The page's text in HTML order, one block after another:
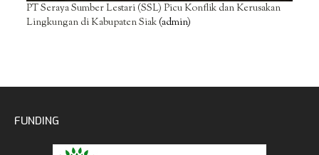
PT Seraya Sumber Lestari (SSL) Picu Konflik dan Kerusakan
Lingkungan di Kabupaten Siak(admin)
FUNDING